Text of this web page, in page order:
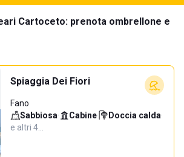
Cartoceto: prenota ombrellone e
Spiaggia Dei Fiori
Fano
Sabbiosa· Cabine· Doccia calda·
e altri 4…